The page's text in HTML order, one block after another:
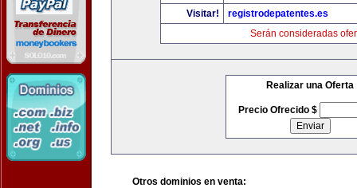
Visitar!
registrodepatentes.es
Serán consideradas
Realizar una Oferta
Precio Ofrecido $
Otros dominios en venta: